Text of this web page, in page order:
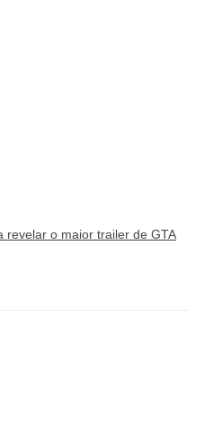
revelar o maior trailer de GTA